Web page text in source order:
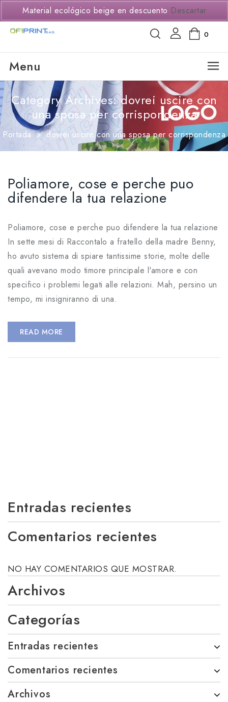
(+57) 3114294650
0
Menu
Category Archives: dovrei uscire con
una sposa per corrispondenza
Portada » dovrei uscire con una sposa per corrispondenza
Poliamore, cose e perche puo
difendere la tua relazione
Poliamore, cose e perche puo difendere la tua relazione
In sette mesi di Raccontalo a fratello della madre Benny,
ho avuto sistema di spiare tantissime storie, molte delle
quali avevano modo timore principale l'amore e con
specifico i problemi legati alle relazioni. Mah, persino un
tempo, mi insigniranno di una.
READ MORE
Entradas recientes
Comentarios recientes
NO HAY COMENTARIOS QUE MOSTRAR.
Archivos
Categorías
Entradas recientes
Comentarios recientes
Archivos
Material ecológico beige en descuento Descartar